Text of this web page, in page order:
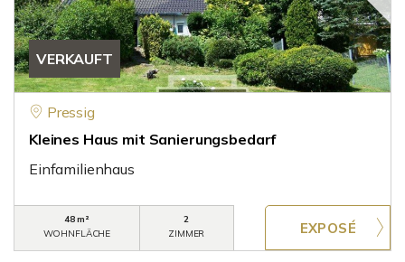
VERKAUFT
Pressig
Kleines Haus mit Sanierungsbedarf
Einfamilienhaus
48 m²
WOHNFLÄCHE
2
ZIMMER